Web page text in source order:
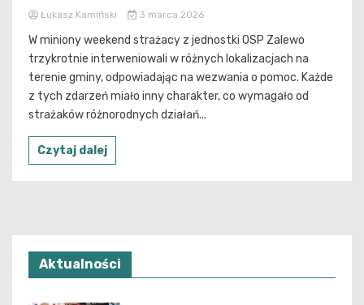
Łukasz Kamiński 3 marca 2026
W miniony weekend strażacy z jednostki OSP Zalewo
trzykrotnie interweniowali w różnych lokalizacjach na
terenie gminy, odpowiadając na wezwania o pomoc. Każde
z tych zdarzeń miało inny charakter, co wymagało od
strażaków różnorodnych działań...
Czytaj dalej
Aktualności